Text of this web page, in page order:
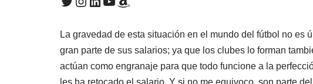
La gravedad de esta situación en el mundo del fútbol no es
gran parte de sus salarios; ya que los clubes lo forman
actúan como engranaje para que todo funcione a la
les ha retocado el salario. Y si no me equivoco, son parte